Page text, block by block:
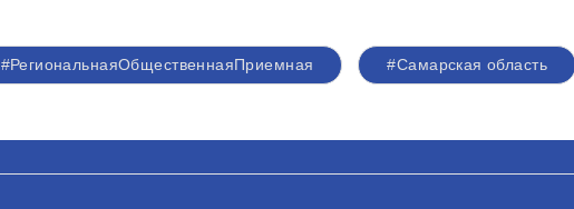
#РегиональнаяОбщественнаяПриемная #Самарская область